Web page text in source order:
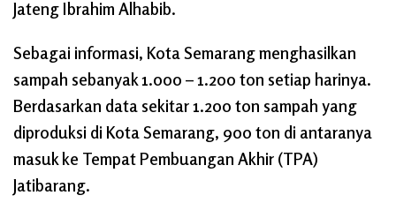
Jateng Ibrahim Alhabib.
Sebagai informasi, Kota Semarang menghasilkan
sampah sebanyak 1.000 – 1.200 ton setiap harinya.
Berdasarkan data sekitar 1.200 ton sampah yang
diproduksi di Kota Semarang, 900 ton di antaranya
masuk ke Tempat Pembuangan Akhir (TPA)
Jatibarang.